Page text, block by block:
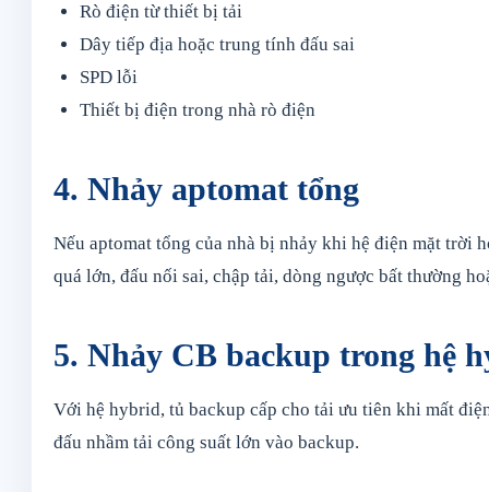
Rò điện từ thiết bị tải
Dây tiếp địa hoặc trung tính đấu sai
SPD lỗi
Thiết bị điện trong nhà rò điện
4. Nhảy aptomat tổng
Nếu aptomat tổng của nhà bị nhảy khi hệ điện mặt trời
quá lớn, đấu nối sai, chập tải, dòng ngược bất thường
5. Nhảy CB backup trong hệ
Với hệ hybrid, tủ backup cấp cho tải ưu tiên khi mất
đấu nhầm tải công suất lớn vào backup.